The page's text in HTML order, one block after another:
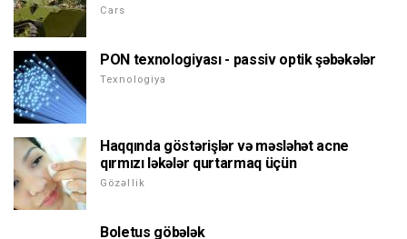
Cars
PON texnologiyası - passiv optik şəbəkələr
Texnologiya
Haqqında göstərişlər və məsləhət acne
qırmızı ləkələr qurtarmaq üçün
Gözəllik
Boletus göbələk